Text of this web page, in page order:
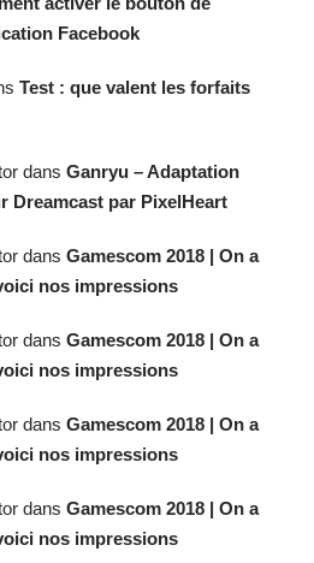
Facebook
Test : que valent les forfaits
dans Ganryu – Adaptation
Dreamcast par PixelHeart
dans Gamescom 2018 | On a
nos impressions
dans Gamescom 2018 | On a
nos impressions
dans Gamescom 2018 | On a
nos impressions
dans Gamescom 2018 | On a
nos impressions